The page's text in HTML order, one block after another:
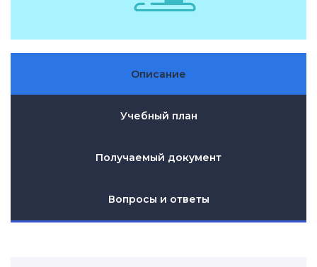
Описание
Учебный план
Получаемый документ
Вопросы и ответы